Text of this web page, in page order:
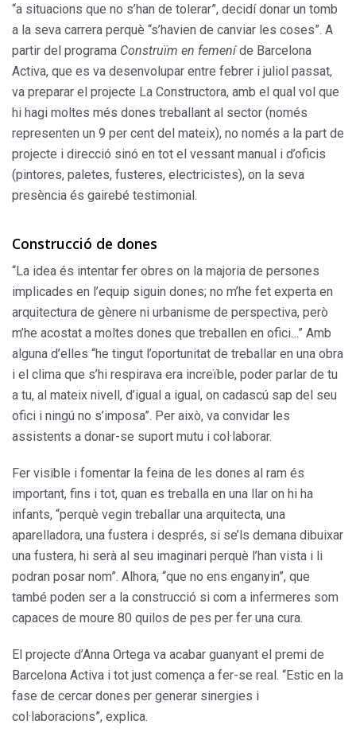
“a situacions que no s’han de tolerar”, decidí donar un tomb
a la seva carrera perquè “s’havien de canviar les coses”. A
partir del programa Construïm en femeníde Barcelona
Activa, que es va desenvolupar entre febrer i juliol passat,
va preparar el projecte La Constructora, amb el qual vol que
hi hagi moltes més dones treballant al sector (només
representen un 9 per cent del mateix), no només a la part de
projecte i direcció sinó en tot el vessant manual i d’oficis
(pintores, paletes, fusteres, electricistes), on la seva
presència és gairebé testimonial.
Construcció de dones
“La idea és intentar fer obres on la majoria de persones
implicades en l’equip siguin dones; no m’he fet experta en
arquitectura de gènere ni urbanisme de perspectiva, però
m’he acostat a moltes dones que treballen en ofici…” Amb
alguna d’elles “he tingut l’oportunitat de treballar en una obra
i el clima que s’hi respirava era increïble, poder parlar de tu
a tu, al mateix nivell, d’igual a igual, on cadascú sap del seu
ofici i ningú no s’imposa”. Per això, va convidar les
assistents a donar-se suport mutu i col·laborar.
Fer visible i fomentar la feina de les dones al ram és
important, fins i tot, quan es treballa en una llar on hi ha
infants, “perquè vegin treballar una arquitecta, una
aparelladora, una fustera i després, si se’ls demana dibuixar
una fustera, hi serà al seu imaginari perquè l’han vista i li
podran posar nom”. Alhora, “que no ens enganyin”, que
també poden ser a la construcció si com a infermeres som
capaces de moure 80 quilos de pes per fer una cura.
El projecte d’Anna Ortega va acabar guanyant el premi de
Barcelona Activa i tot just comença a fer-se real. “Estic en la
fase de cercar dones per generar sinergies i
col·laboracions”, explica.